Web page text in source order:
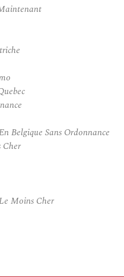
Belgique Sans Ordonnance
Moins Cher